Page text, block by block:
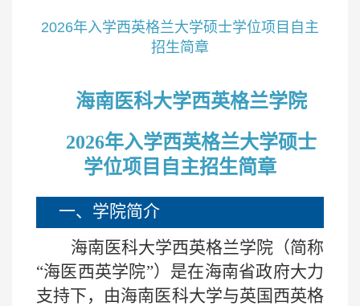
2026年入学西英格兰大学硕士学位项目自主
招生简章
海南医科大学西英格兰学院
2026年入学西英格兰大学硕士
学位项目自主招生简章
一、学院简介
海南医科大学西英格兰学院（简称
“海医西英学院”）是在海南省政府大力
支持下，由海南医科大学与英国西英格